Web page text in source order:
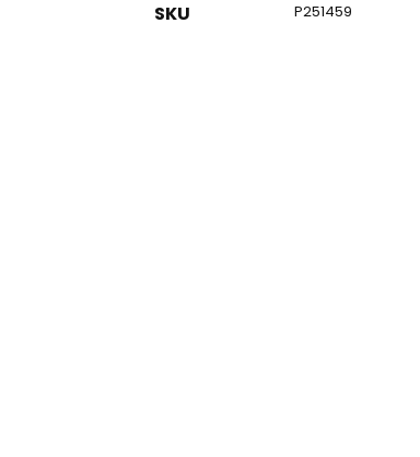
SKU
P251459